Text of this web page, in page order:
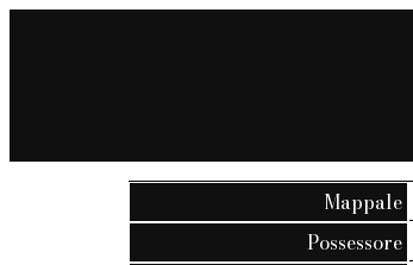
Mappale
Possessore